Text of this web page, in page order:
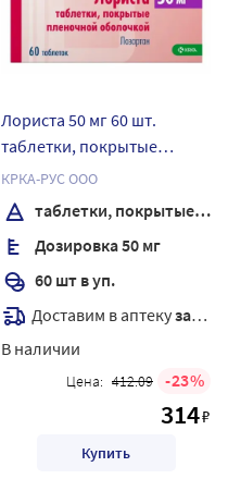
Лориста 50 мг 60 шт.
таблетки, покрытые
пленочной оболочкой
КРКА-РУС ООО
таблетки, покрытые пленочной оболочкой
Дозировка 50 мг
60 шт в уп.
Доставим в аптекузавтра
В наличии
Цена: 412.09 23
314₽
Купить